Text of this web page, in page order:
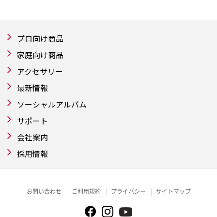
プロ向け商品
家庭向け商品
アクセサリー
最新情報
ソーシャルアルバム
サポート
会社案内
採用情報
お問い合わせ ご利用規約 プライバシー サイトマップ